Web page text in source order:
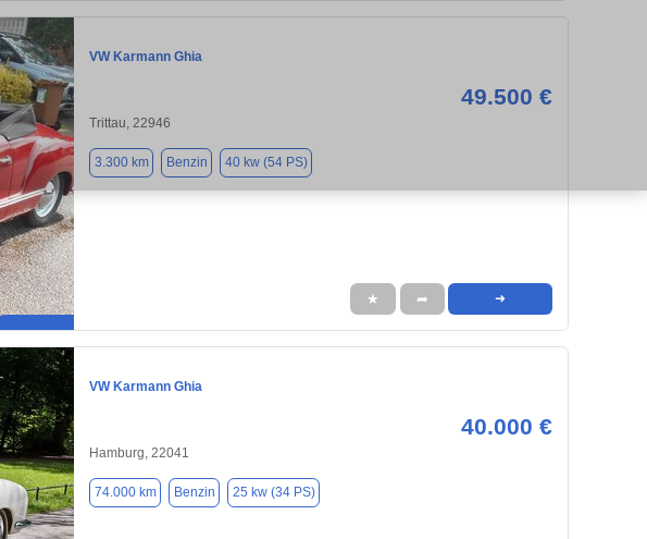
VW Karmann Ghia
49.500 €
Trittau, 22946
3.300 km Benzin 40 kw (54 PS)
★ ➦ ➜
VW Karmann Ghia
40.000 €
Hamburg, 22041
74.000 km Benzin 25 kw (34 PS)